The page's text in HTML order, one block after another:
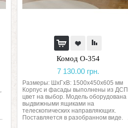
Комод О-354
7 130.00 грн.
Размеры: ШхГхВ: 1500х450х605 мм
Корпус и фасады выполнены из ДСП,
цвет на выбор. Модель оборудована
выдвижными ящиками на
телескопических направляющих.
Поставляется в разобранном виде. ..